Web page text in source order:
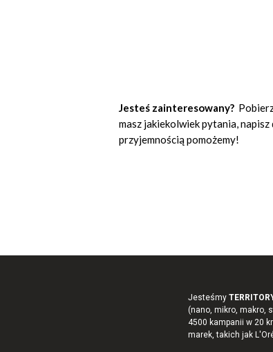
Jesteś zainteresowany?
masz jakiekolwiek pytania, napisz
przyjemnością pomożemy!
Jesteśmy
(nano, mikro, makro,
4500 kampanii w 20
marek, takich jak